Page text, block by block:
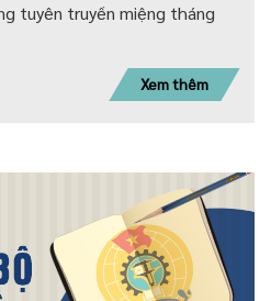
tuyên truyền miệng tháng
Xem thêm